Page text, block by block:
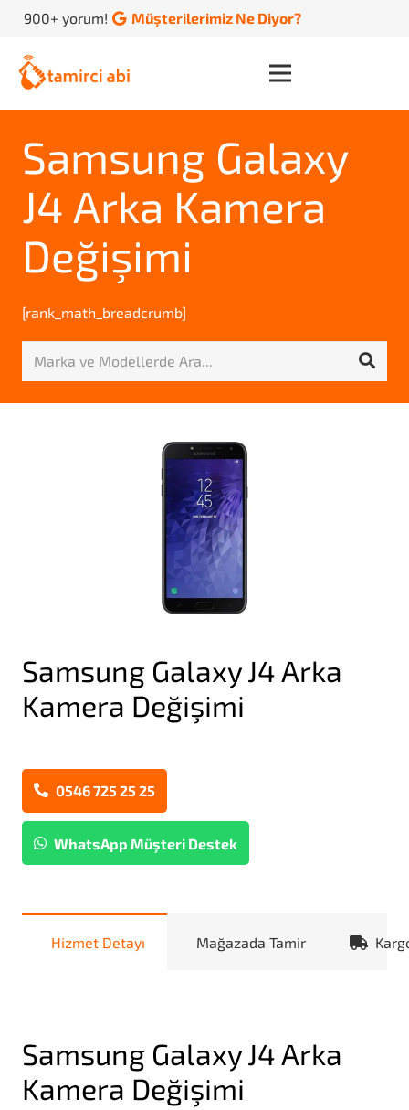
900+ yorum! Müşterilerimiz Ne Diyor?
Samsung Galaxy
J4 Arka Kamera
Değişimi
[rank_math_breadcrumb]
Samsung Galaxy J4 Arka
Kamera Değişimi
0546 725 25 25
WhatsApp Müşteri Destek
Hizmet Detayı Mağazada Tamir
Samsung Galaxy J4 Arka
Kamera Değişimi